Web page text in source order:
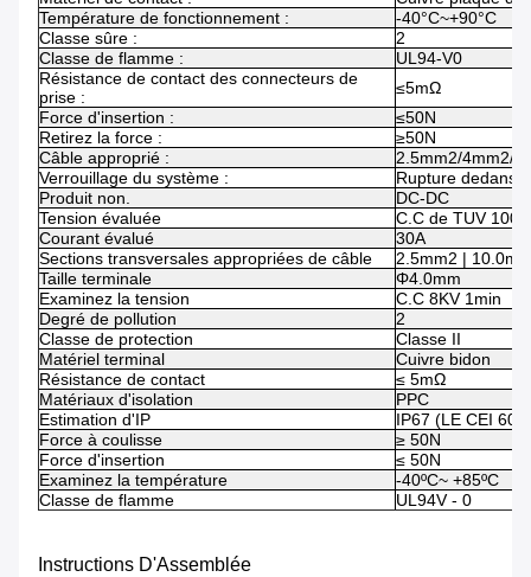
Température de fonctionnement :
-40°C~+90°C
Classe sûre :
2
Classe de flamme :
UL94-V0
Résistance de contact des connecteurs de
prise :
≤5mΩ
Force d'insertion :
≤50N
Retirez la force :
≥50N
Câble approprié :
2.5mm2/4mm2/
Verrouillage du système :
Rupture dedans
Produit non.
DC-DC
Tension évaluée
C.C de TUV
Courant évalué
30A
Sections transversales appropriées de câble
2.5mm2 |
Taille terminale
Φ4.0mm
Examinez la tension
C.C 8KV 1min
Degré de pollution
2
Classe de protection
Classe II
Matériel terminal
Cuivre bidon
Résistance de contact
≤ 5mΩ
Matériaux d'isolation
PPC
Estimation d'IP
IP67 (LE CEI
Force à coulisse
≥ 50N
Force d'insertion
≤ 50N
Examinez la température
-40ºC~ +85ºC
Classe de flamme
UL94V - 0
Instructions D'Assemblée